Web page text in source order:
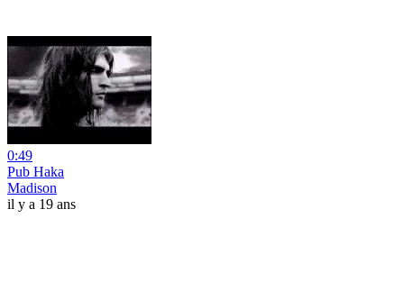
0:49
Pub Haka
Madison
il y a 19 ans